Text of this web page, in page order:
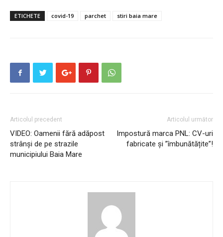
ETICHETE covid-19 parchet stiri baia mare
Articolul precedent
VIDEO: Oamenii fără adăpost
strânși de pe strazile
municipiului Baia Mare
Articolul următor
Impostură marca PNL: CV-uri
fabricate și ”îmbunătățite”!